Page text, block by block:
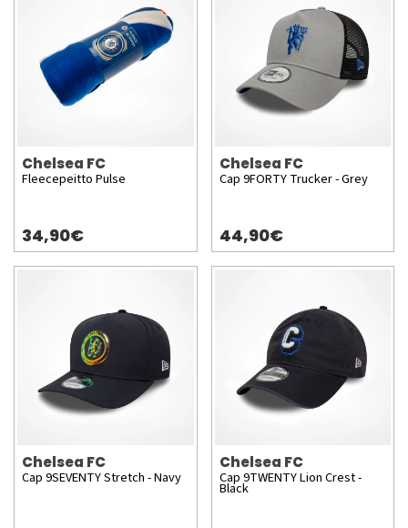
Chelsea FC
Fleecepeitto Pulse
34,90€
Chelsea FC
Cap 9FORTY Trucker - Grey
44,90€
Chelsea FC
Cap 9SEVENTY Stretch - Navy
Chelsea FC
Cap 9TWENTY Lion Crest -
Black